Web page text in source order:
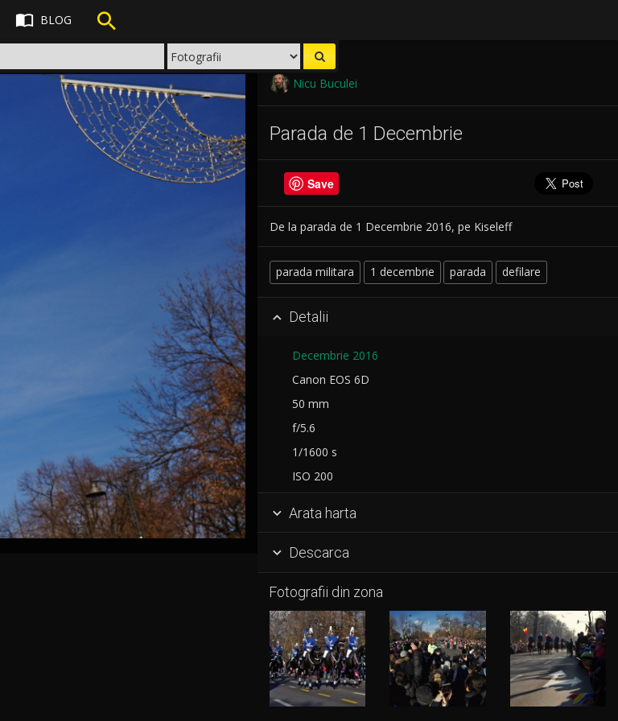
 BLOG 
Nicu Buculei
Parada de 1 Decembrie
Save
De la parada de 1 Decembrie 2016, pe Kiseleff
parada militara 1 decembrie parada defilare
 Detalii
Decembrie 2016
Canon EOS 6D
50 mm
f/5.6
1/1600 s
ISO 200
 Arata harta
 Descarca
Fotografii din zona